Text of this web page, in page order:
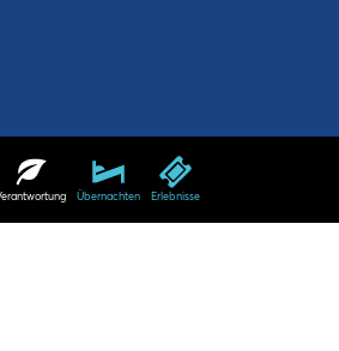
Übernachten Erlebnisse